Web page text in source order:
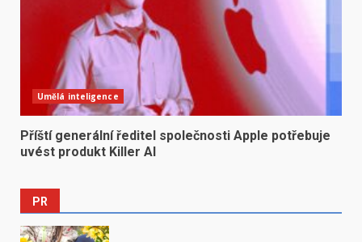
Umělá inteligence
Příští generální ředitel společnosti Apple potřebuje
uvést produkt Killer AI
PR